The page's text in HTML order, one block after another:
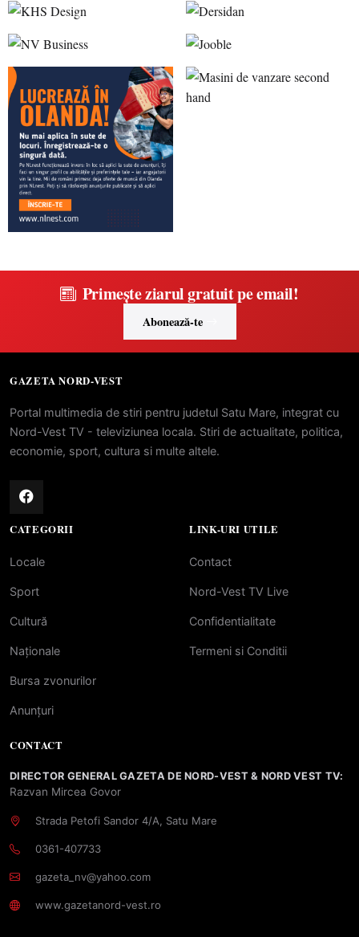
Primește ziarul gratuit pe email!
Abonează-te
GAZETA NORD-VEST
Portal multimedia de stiri pentru judetul Satu Mare, integrat cu
Nord-Vest TV - televiziunea locala. Stiri de actualitate, politica,
economie, sport, cultura si multe altele.
CATEGORII
Locale
Sport
Cultură
Naționale
Bursa zvonurilor
Anunțuri
LINK-URI UTILE
Contact
Nord-Vest TV Live
Confidentialitate
Termeni si Conditii
CONTACT
DIRECTOR GENERAL GAZETA DE NORD-VEST & NORD VEST TV:
Razvan Mircea Govor
Strada Petofi Sandor 4/A, Satu Mare
0361-407733
gazeta_nv@yahoo.com
www.gazetanord-vest.ro